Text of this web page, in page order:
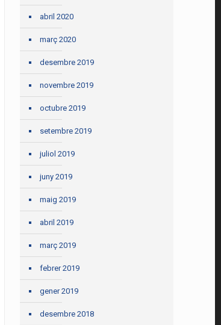
abril 2020
març 2020
desembre 2019
novembre 2019
octubre 2019
setembre 2019
juliol 2019
juny 2019
maig 2019
abril 2019
març 2019
febrer 2019
gener 2019
desembre 2018